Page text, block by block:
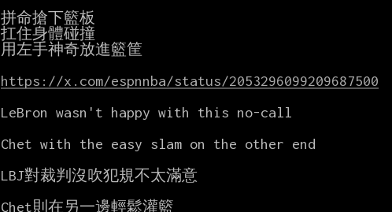
拼命搶下籃板
扛住身體碰撞
用左手神奇放進籃筐
https://x.com/espnnba/status/2053296099209687500
LeBron wasn't happy with this no-call
Chet with the easy slam on the other end
LBJ對裁判沒吹犯規不太滿意
Chet則在另一邊輕鬆灌籃